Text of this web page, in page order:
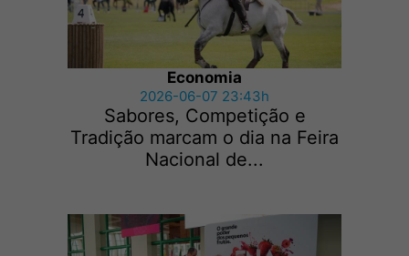
Economia
2026-06-07 23:43h
Sabores, Competição e
Tradição marcam o dia na Feira
Nacional de...